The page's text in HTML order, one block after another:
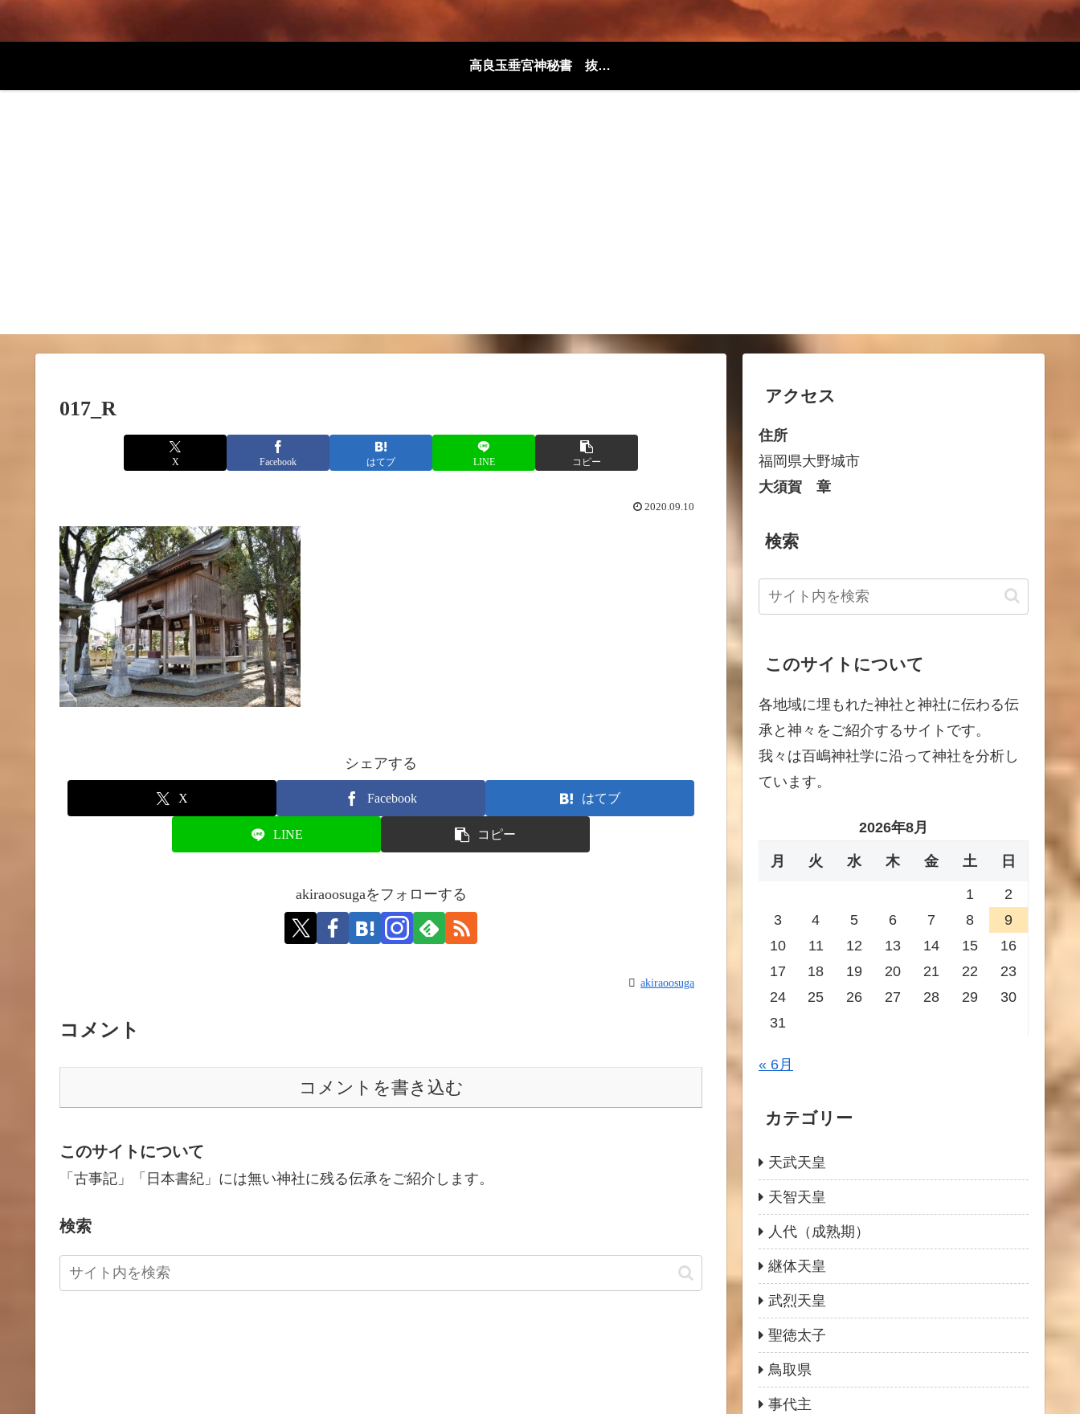
高良玉垂宮神秘書 抜粋解説編
017_R
X Facebook はてブ LINE コピー
2020.09.10
シェアする
X Facebook はてブ
LINE コピー
akiraoosugaをフォローする
akiraoosuga
コメント
コメントを書き込む
このサイトについて
「古事記」「日本書紀」には無い神社に残る伝承をご紹介します。
検索
アクセス
住所
福岡県大野城市
大須賀 章
検索
このサイトについて
各地域に埋もれた神社と神社に伝わる伝
承と神々をご紹介するサイトです。
我々は百嶋神社学に沿って神社を分析し
ています。
2026年8月
月 火 水 木 金 土 日
1
2
3
4 5 6 7 8
9
10
11 12 13 14 15
16
17
18 19 20 21 22
23
24
25 26 27 28 29
30
31
« 6月
カテゴリー
天武天皇
天智天皇
人代（成熟期）
継体天皇
武烈天皇
聖徳太子
鳥取県
事代主